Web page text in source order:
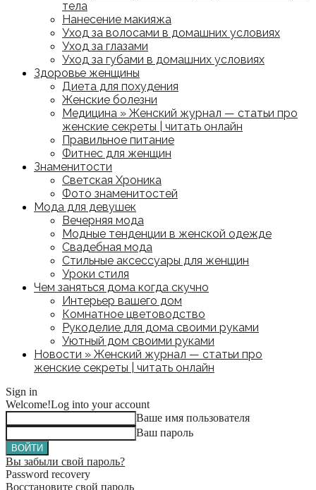
тела
Нанесение макияжа
Уход за волосами в домашних условиях
Уход за глазами
Уход за губами в домашних условиях
Здоровье женщины
Диета для похудения
Женские болезни
Медицина » Женский журнал — статьи про
женские секреты | читать онлайн
Правильное питание
Фитнес для женщин
Знаменитости
Светская Хроника
Фото знаменитостей
Мода для девушек
Вечерняя мода
Модные тенденции в женской одежде
Свадебная мода
Стильные аксессуары для женщин
Уроки стиля
Чем заняться дома когда скучно
Интерьер вашего дом
Комнатное цветоводство
Рукоделие для дома своими руками
Уютный дом своими руками
Новости » Женский журнал — статьи про
женские секреты | читать онлайн
Sign in
Welcome!Log into your account
Ваше имя пользователя
Ваш пароль
Вы забыли свой пароль?
Password recovery
Восстановите свой пароль